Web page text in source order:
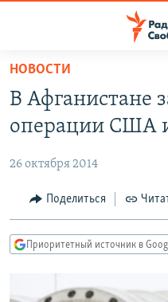
упрощенного
доступа
основному
Вернутся
главной
навигации
Вернутся
ПРОГРАММЫ
ПОДКАСТЫ
АВТОРСКИЕ ПРОЕКТЫ
ЦИТАТЫ СВОБОДЫ
МНЕНИЯ
IDEL.РЕАЛИИ
КАВКАЗ.РЕАЛИИ
НОВОСТИ
В Афганистане
операции США
26 октября 2014
Поделиться
Приоритетный источник в